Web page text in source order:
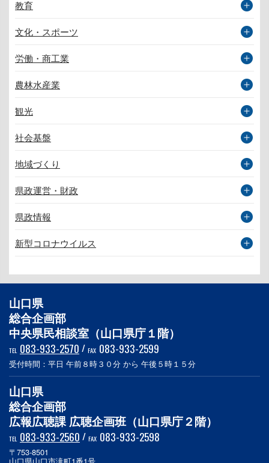
教育
文化・スポーツ
労働・商工業
農林水産業
観光
社会基盤
地域づくり
県政運営・財政
県政情報
新型コロナウイルス
山口県
総合企画部
中央県民相談室（山口県庁１階）
TEL 083-933-2570 / FAX 083-933-2599
受付時間：平日 午前８時３０分 から 午後５時１５分
山口県
総合企画部
広報広聴課 広聴企画班（山口県庁２階）
TEL 083-933-2560 / FAX 083-933-2598
〒753-8501